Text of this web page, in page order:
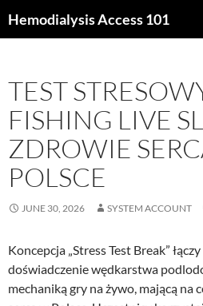
toHemodialysis Access 101
TEST
FISHING LIVE
ZDROWIE
POLSCE
JUNE 30, 2026 SYSTEM ACCOUNT
Koncepcja „Stress Test Break”
doświadczenie wędkarstwa
mechaniką gry na żywo, mającą na